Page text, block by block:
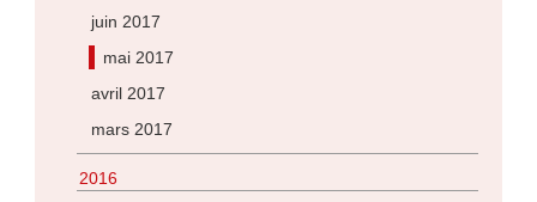
juin 2017
mai 2017
avril 2017
mars 2017
2016